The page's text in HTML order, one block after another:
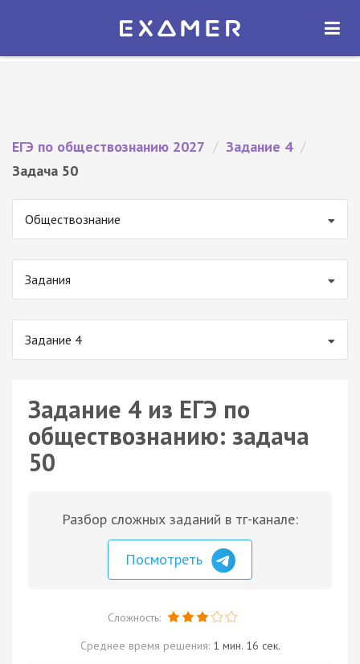
Экзамер — ЕГЭ 2027
ОТКРЫТЬ
ЕГЭ по обществознанию 2027 / Задание 4 /
Задача 50
Обществознание
Задания
Задание 4
Задание 4 из ЕГЭ по
обществознанию: задача
50
Разбор сложных заданий в тг-канале:
Посмотреть
Сложность:
Среднее время решения: 1 мин. 16 сек.